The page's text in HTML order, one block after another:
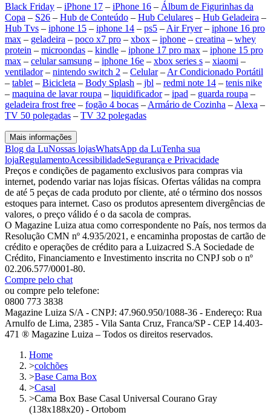
Black Friday – iPhone 17 – iPhone 16 – Álbum de Figurinhas da
Copa – S26 – Hub de Conteúdo – Hub Celulares – Hub Geladeira –
Hub Tvs – iphone 15 – iphone 14 – ps5 – Air Fryer– iphone 16 pro
max – geladeira – poco x7 pro – xbox – iphone – creatina – whey
protein – microondas – kindle – iphone 17 pro max – iphone 15 pro
max – celular samsung – iphone 16e – xbox series s – xiaomi –
ventilador– nintendo switch 2 – Celular– Ar Condicionado Portátil
– tablet – Bicicleta – Body Splash – jbl – redmi note 14 – tenis nike
– maquina de lavar roupa – liquidificador– ipad – guarda roupa –
geladeira frost free – fogão 4 bocas – Armário de Cozinha – Alexa –
TV 50 polegadas – TV 32 polegadas
Mais informações
Blog da LuNossas lojasWhatsApp da LuTenha sua
lojaRegulamentoAcessibilidadeSegurança e Privacidade
Preços e condições de pagamento exclusivos para compras via
internet, podendo variar nas lojas físicas. Ofertas válidas na compra
de até 5 peças de cada produto por cliente, até o término dos nossos
estoques para internet. Caso os produtos apresentem divergências de
valores, o preço válido é o da sacola de compras.
O Magazine Luiza atua como correspondente no País, nos termos da
Resolução CMN nº 4.935/2021, e encaminha propostas de cartão de
crédito e operações de crédito para a Luizacred S.A Sociedade de
Crédito, Financiamento e Investimento inscrita no CNPJ sob o nº
02.206.577/0001-80.
Compre pelo chat
ou compre pelo telefone:
0800 773 3838
Magazine Luiza S/A - CNPJ: 47.960.950/1088-36 - Endereço: Rua
Arnulfo de Lima, 2385 - Vila Santa Cruz, Franca/SP - CEP 14.403-
471 ® Magazine Luiza – Todos os direitos reservados.
Home
>colchões
>Base Cama Box
>Casal
>Cama Box Base Casal Universal Courano Gray
(138x188x20) - Ortobom